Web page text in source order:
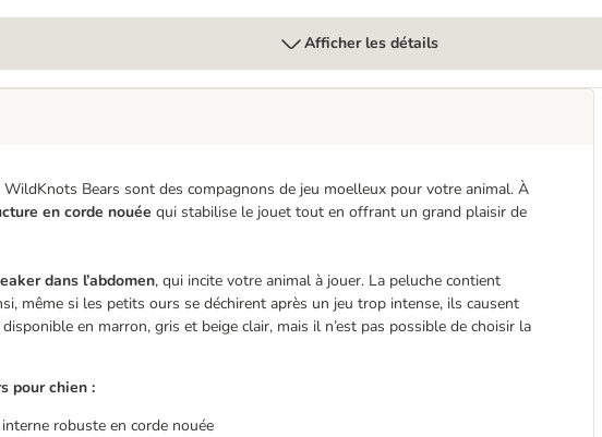
Afficher les détails
WildKnots Bears sont des compagnons de jeu moelleux pour votre animal. À
en corde nouée qui stabilise le jouet tout en offrant un grand plaisir de
dans l’abdomen, qui incite votre animal à jouer. La peluche contient
même si les petits ours se déchirent après un jeu trop intense, ils causent
disponible en marron, gris et beige clair, mais il n’est pas possible de choisir la
pour chien :
robuste en corde nouée